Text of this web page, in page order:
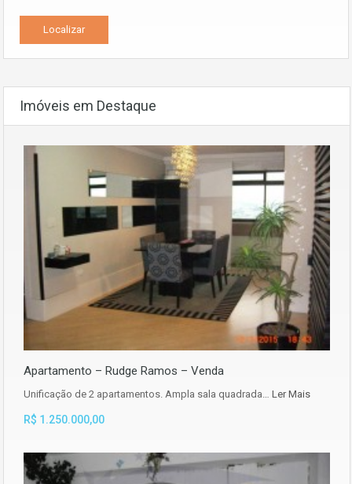
Imóveis em Destaque
Apartamento – Rudge Ramos – Venda
Unificação de 2 apartamentos. Ampla sala quadrada… Ler Mais
R$ 1.250.000,00